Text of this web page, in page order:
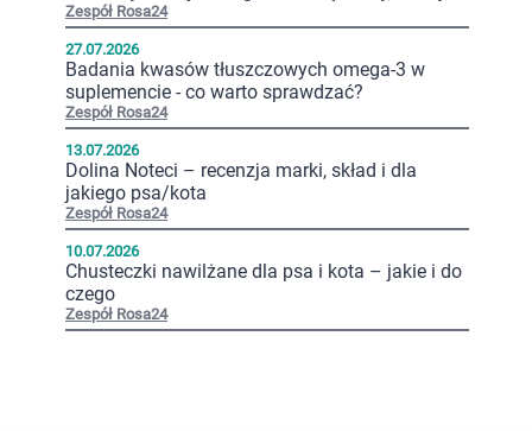
Zespół Rosa24
27.07.2026
Badania kwasów tłuszczowych omega-3 w
suplemencie - co warto sprawdzać?
Zespół Rosa24
13.07.2026
Dolina Noteci – recenzja marki, skład i dla
jakiego psa/kota
Zespół Rosa24
10.07.2026
Chusteczki nawilżane dla psa i kota – jakie i do
czego
Zespół Rosa24